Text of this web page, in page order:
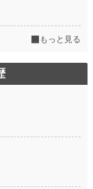
もっと見る